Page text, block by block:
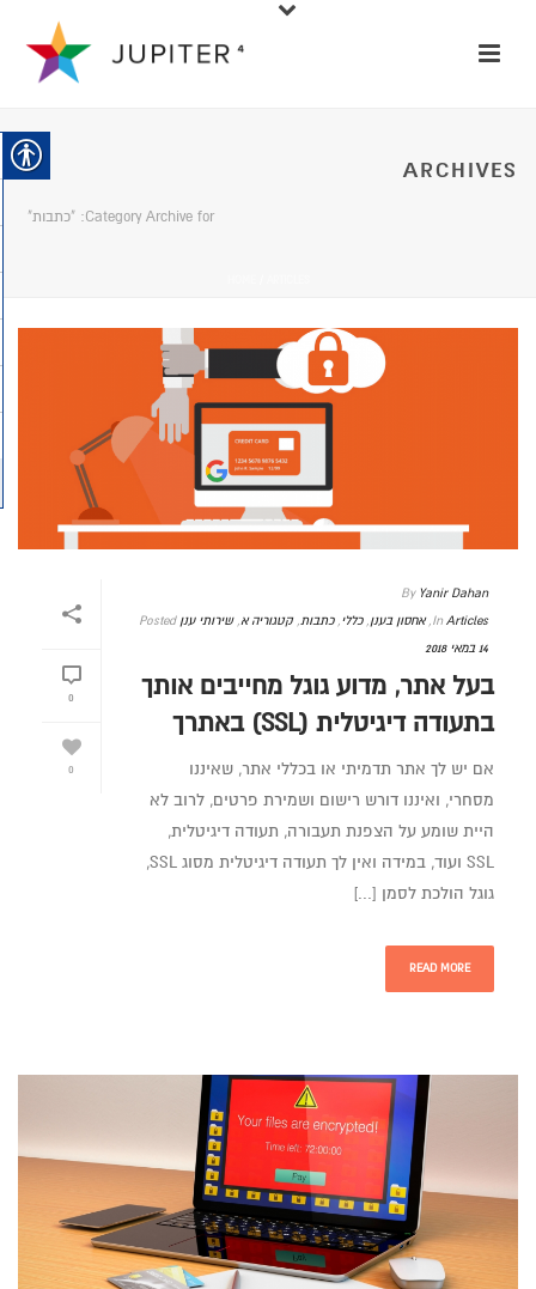
ARCHIVES
Category Archive for: "כתבות"
0
0
By Yanir Dahan
In Articles
,אחסון בענן,כללי,כתבות,קטגוריה א,שירותי ענן Posted
14 במאי 2018
בעל אתר, מדוע גוגל מחייבים אותך
בתעודה דיגיטלית (SSL) באתרך
אם יש לך אתר תדמיתי או בכללי אתר, שאיננו
מסחרי, ואיננו דורש רישום ושמירת פרטים, לרוב לא
היית שומע על הצפנת תעבורה, תעודה דיגיטלית,
SSL ועוד, במידה ואין לך תעודה דיגיטלית מסוג SSL,
גוגל הולכת לסמן [...]
READ MORE